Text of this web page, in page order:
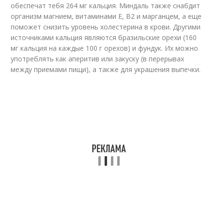
обеспечат тебя 264 мг кальция. Миндаль также снабдит
организм магнием, витаминами Е, В2 и марганцем, а еще
поможет снизить уровень холестерина в крови. Другими
источниками кальция являются бразильские орехи (160
мг кальция на каждые 100 г орехов) и фундук. Их можно
употреблять как аперитив или закуску (в перерывах
между приемами пищи), а также для украшения выпечки.